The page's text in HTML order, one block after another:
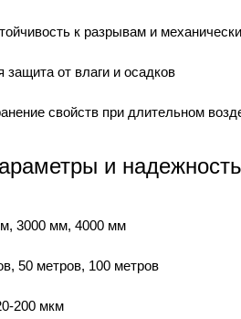
к разрывам и
защита от влаги и осадков
свойств при длительном
и
3000 мм, 4000 мм
50 метров, 100 метров
200 мкм